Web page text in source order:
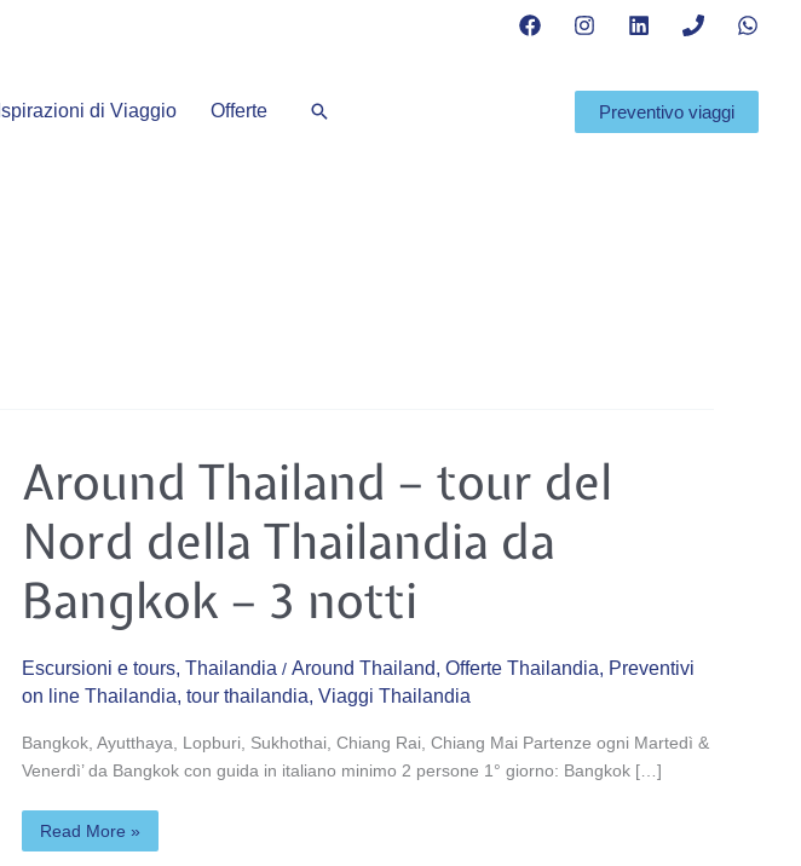
Ispirazioni di Viaggio Offerte Cerca Preventivo viaggi
Around Thailand – tour del
Nord della Thailandia da
Bangkok – 3 notti
Escursioni e tours, Thailandia / Around Thailand, Offerte Thailandia, Preventivi
on line Thailandia, tour thailandia, Viaggi Thailandia
Bangkok, Ayutthaya, Lopburi, Sukhothai, Chiang Rai, Chiang Mai Partenze ogni Martedì &
Venerdì’ da Bangkok con guida in italiano minimo 2 persone 1° giorno: Bangkok […]
Thailand
–
del
Nord
della
Thailandia
da
Bangkok
notti
Read More »